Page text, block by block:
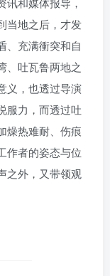
当地之后，才发
、充满衝突和自
、吐瓦鲁两地之
义，也透过导演
服力，而透过吐
燥热难耐、伤痕
作者的姿态与位
之外，又带领观